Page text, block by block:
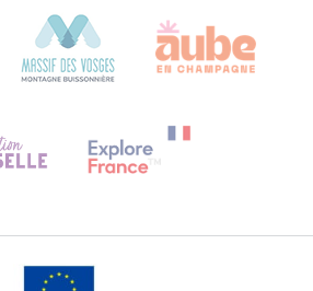
Contactez-nous